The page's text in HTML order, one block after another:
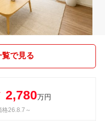
で見る
2,780万円
格26.8.7～